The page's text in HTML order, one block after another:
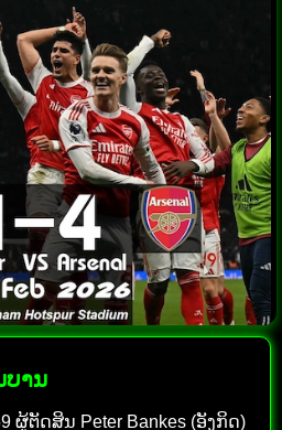
ບານ
ຜູ້ຕັດສິນ Peter Bankes (ອັງກິດ)